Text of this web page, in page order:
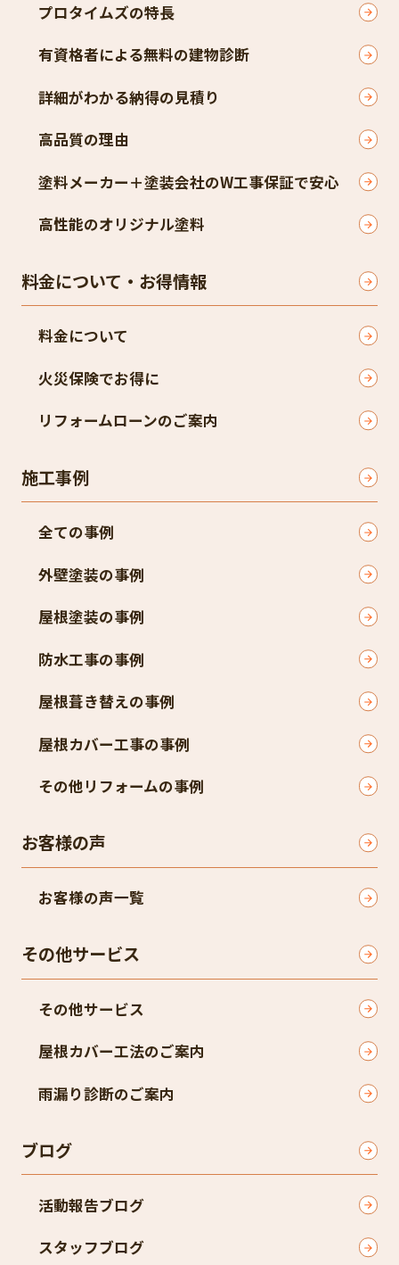
プロタイムズの特長
有資格者による無料の建物診断
詳細がわかる納得の見積り
高品質の理由
塗料メーカー＋塗装会社のW工事保証で安心
高性能のオリジナル塗料
料金について・お得情報
料金について
火災保険でお得に
リフォームローンのご案内
施工事例
全ての事例
外壁塗装の事例
屋根塗装の事例
防水工事の事例
屋根葺き替えの事例
屋根カバー工事の事例
その他リフォームの事例
お客様の声
お客様の声一覧
その他サービス
その他サービス
屋根カバー工法のご案内
雨漏り診断のご案内
ブログ
活動報告ブログ
スタッフブログ